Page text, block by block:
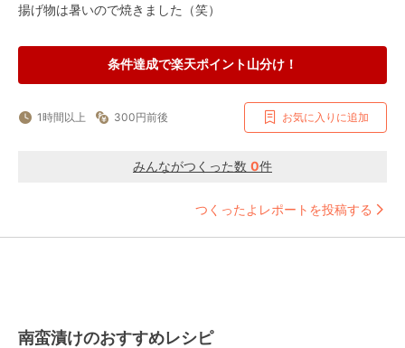
揚げ物は暑いので焼きました（笑）
条件達成で楽天ポイント山分け！
1時間以上 300円前後 お気に入りに追加
みんながつくった数 0件
つくったよレポートを投稿する
南蛮漬けのおすすめレシピ